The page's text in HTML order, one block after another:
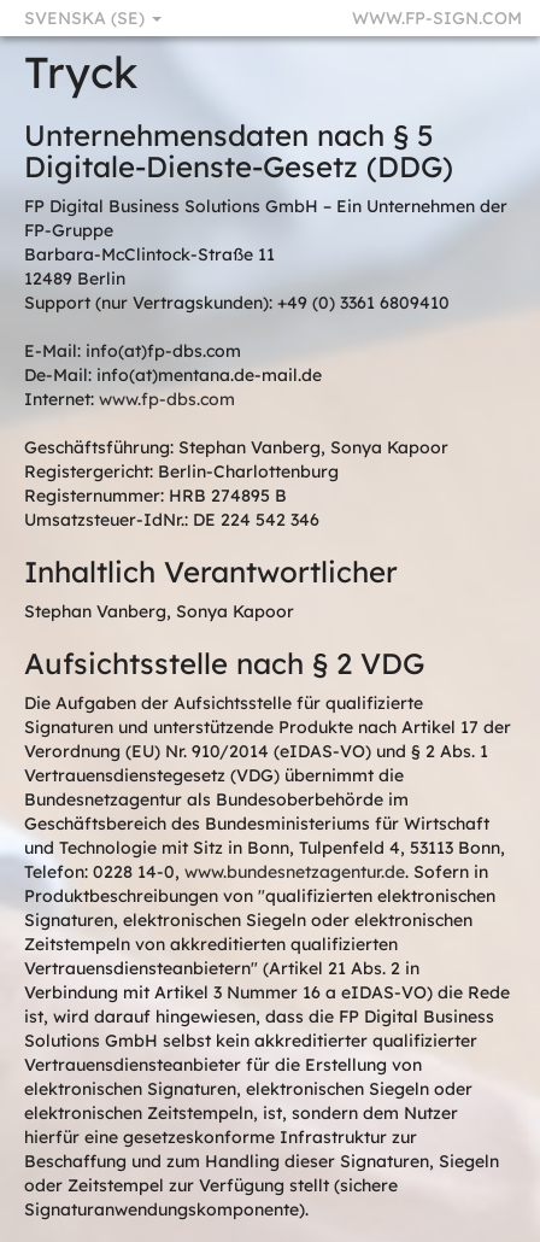
SVENSKA (SE) WWW.FP-SIGN.COM
Tryck
Unternehmensdaten nach § 5
Digitale-Dienste-Gesetz (DDG)
FP Digital Business Solutions GmbH – Ein Unternehmen der
FP-Gruppe
Barbara-McClintock-Straße 11
12489 Berlin
Support (nur Vertragskunden): +49 (0) 3361 6809410
E-Mail: info(at)fp-dbs.com
De-Mail: info(at)mentana.de-mail.de
Internet: www.fp-dbs.com
Geschäftsführung: Stephan Vanberg, Sonya Kapoor
Registergericht: Berlin-Charlottenburg
Registernummer: HRB 274895 B
Umsatzsteuer-IdNr.: DE 224 542 346
Inhaltlich Verantwortlicher
Stephan Vanberg, Sonya Kapoor
Aufsichtsstelle nach § 2 VDG
Die Aufgaben der Aufsichtsstelle für qualifizierte
Signaturen und unterstützende Produkte nach Artikel 17 der
Verordnung (EU) Nr. 910/2014 (eIDAS-VO) und § 2 Abs. 1
Vertrauensdienstegesetz (VDG) übernimmt die
Bundesnetzagentur als Bundesoberbehörde im
Geschäftsbereich des Bundesministeriums für Wirtschaft
und Technologie mit Sitz in Bonn, Tulpenfeld 4, 53113 Bonn,
Telefon: 0228 14-0, www.bundesnetzagentur.de. Sofern in
Produktbeschreibungen von "qualifizierten elektronischen
Signaturen, elektronischen Siegeln oder elektronischen
Zeitstempeln von akkreditierten qualifizierten
Vertrauensdiensteanbietern" (Artikel 21 Abs. 2 in
Verbindung mit Artikel 3 Nummer 16 a eIDAS-VO) die Rede
ist, wird darauf hingewiesen, dass die FP Digital Business
Solutions GmbH selbst kein akkreditierter qualifizierter
Vertrauensdiensteanbieter für die Erstellung von
elektronischen Signaturen, elektronischen Siegeln oder
elektronischen Zeitstempeln, ist, sondern dem Nutzer
hierfür eine gesetzeskonforme Infrastruktur zur
Beschaffung und zum Handling dieser Signaturen, Siegeln
oder Zeitstempel zur Verfügung stellt (sichere
Signaturanwendungskomponente).